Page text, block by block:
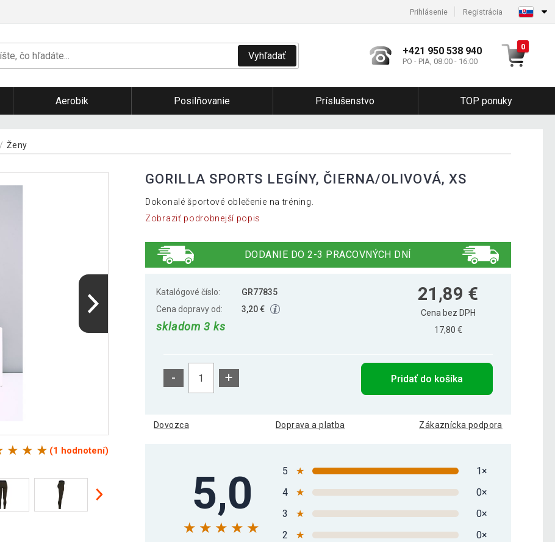
Prihlásenie Registrácia
Vyhľadať +421 950 538 940
PO - PIA, 08:00 - 16:00
0
Aerobik Posilňovanie Príslušenstvo TOP ponuky
Ženy
(1 hodnotení)
GORILLA SPORTS LEGÍNY, ČIERNA/OLIVOVÁ, XS
Dokonalé športové oblečenie na tréning.
Zobraziť podrobnejší popis
DODANIE DO 2-3 PRACOVNÝCH DNÍ
Katalógové číslo:
GR77835
Cena dopravy od:
3,20 €
skladom 3 ks
21,89 €
Cena bez DPH
17,80 €
- + Pridať do košíka
Dovozca Doprava a platba Zákaznícka podpora
5,0 5 ★
1×
4
★
0×
3
★
0×
2
★
0×